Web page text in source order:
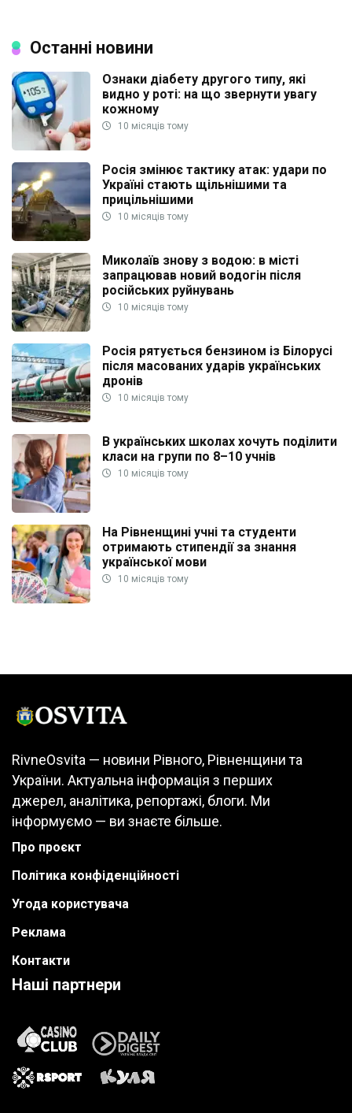
Останні новини
Ознаки діабету другого типу, які
видно у роті: на що звернути увагу
кожному
10 місяців тому
Росія змінює тактику атак: удари по
Україні стають щільнішими та
прицільнішими
10 місяців тому
Миколаїв знову з водою: в місті
запрацював новий водогін після
російських руйнувань
10 місяців тому
Росія рятується бензином із Білорусі
після масованих ударів українських
дронів
10 місяців тому
В українських школах хочуть поділити
класи на групи по 8–10 учнів
10 місяців тому
На Рівненщині учні та студенти
отримають стипендії за знання
української мови
10 місяців тому
RivneOsvita — новини Рівного, Рівненщини та
України. Актуальна інформація з перших
джерел, аналітика, репортажі, блоги. Ми
інформуємо — ви знаєте більше.
Про проєкт
Політика конфіденційності
Угода користувача
Реклама
Контакти
Наші партнери